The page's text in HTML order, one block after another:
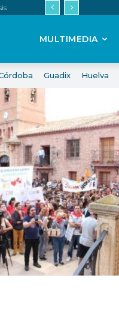
MULTIMEDIA
Guadix Huelva